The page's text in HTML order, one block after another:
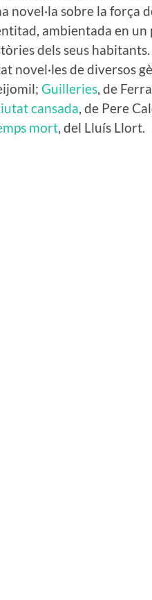
novel·la sobre la força
ambientada en
dels seus
novel·les de diversos
Guilleries, de
cansada, de Pere
mort, del Lluís Llort.